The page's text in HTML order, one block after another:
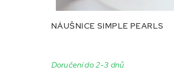
NÁUŠNICE SIMPLE PEARLS
Doručení do 2-3 dnů